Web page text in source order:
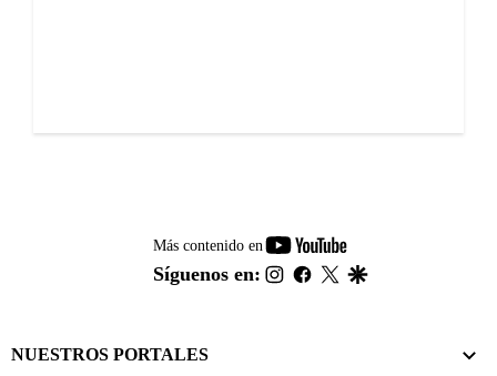
Más contenido en
youtube-
footer
Síguenos en: instagram
facebook
twitter
NUESTROS PORTALES